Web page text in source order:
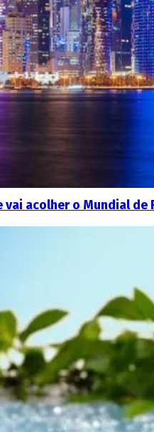
vai acolher o Mundial